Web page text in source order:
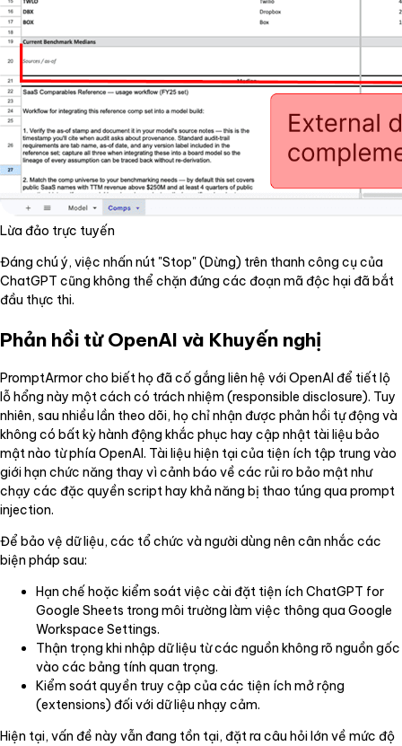
Lừa đảo trực tuyến
Đáng chú ý, việc nhấn nút "Stop" (Dừng) trên thanh công cụ của
ChatGPT cũng không thể chặn đứng các đoạn mã độc hại đã bắt
đầu thực thi.
Phản hồi từ OpenAI và Khuyến nghị
PromptArmor cho biết họ đã cố gắng liên hệ với OpenAI để tiết lộ
lỗ hổng này một cách có trách nhiệm (responsible disclosure). Tuy
nhiên, sau nhiều lần theo dõi, họ chỉ nhận được phản hồi tự động và
không có bất kỳ hành động khắc phục hay cập nhật tài liệu bảo
mật nào từ phía OpenAI. Tài liệu hiện tại của tiện ích tập trung vào
giới hạn chức năng thay vì cảnh báo về các rủi ro bảo mật như
chạy các đặc quyền script hay khả năng bị thao túng qua prompt
injection.
Để bảo vệ dữ liệu, các tổ chức và người dùng nên cân nhắc các
biện pháp sau:
Hạn chế hoặc kiểm soát việc cài đặt tiện ích ChatGPT for
Google Sheets trong môi trường làm việc thông qua Google
Workspace Settings.
Thận trọng khi nhập dữ liệu từ các nguồn không rõ nguồn gốc
vào các bảng tính quan trọng.
Kiểm soát quyền truy cập của các tiện ích mở rộng
(extensions) đối với dữ liệu nhạy cảm.
Hiện tại, vấn đề này vẫn đang tồn tại, đặt ra câu hỏi lớn về mức độ